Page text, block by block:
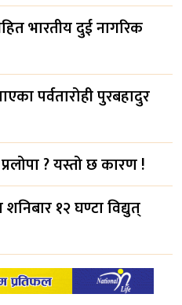
भारतीय दुई नागरिक
पर्वतारोही पुरबहादुर
? यस्तो छ कारण !
१२ घण्टा विद्युत्